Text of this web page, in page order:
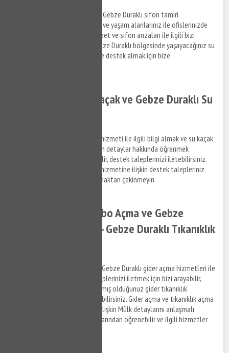
Gebze Duraklı klozet tamiri ve Gebze Duraklı sifon tamiri
hizmetlerine ilişkin bilgi almak ve yaşam alanlarınız ile ofislerinizde
meydana gelen su tesisat, klozet ve sifon arızaları ile ilgili bizi
arayabilir, bilgi alabilirsiniz. Gebze Duraklı bölgesinde yaşayacağınız su
tesisat arızaları için kısa sürede destek almak için bize
Gebze Duraklı Su Kaçak ve Gebze Duraklı Su
Gebze Duraklı su kaçak bulma hizmeti ile ilgili bilgi almak ve su kaçak
tespit tamir hizmetlerine ilişkin detaylar hakkında öğrenmek
istediğiniz konuları bize sorabilir, destek taleplerinizi iletebilirsiniz.
Gebze Duraklı su kaçak bulma hizmetine ilişkin destek talepleriniz
hakkında bizimle bağlantı kurmaktan çekinmeyin.
Gebze Duraklı Lavabo Açma ve Gebze
Duraklı Gider Açma - Gebze Duraklı Tıkanıklık
Gebze Duraklı lavabo açma ve Gebze Duraklı gider açma hizmetleri ile
ilgili bilgi almak ve destek taleplerinizi iletmek için bizi arayabilir,
Gebze Duraklı bölgesinde yaşamış olduğunuz gider tıkanıklık
problemleri ile ilgili destek alabilirsiniz. Gider açma ve tıkanıklık açma
hizmetleri ve ilgili hizmetlere ilişkin Mülk detaylarını anlaşmalı
olduğumuz firmaların elemanlarından öğrenebilir ve ilgili hizmetler